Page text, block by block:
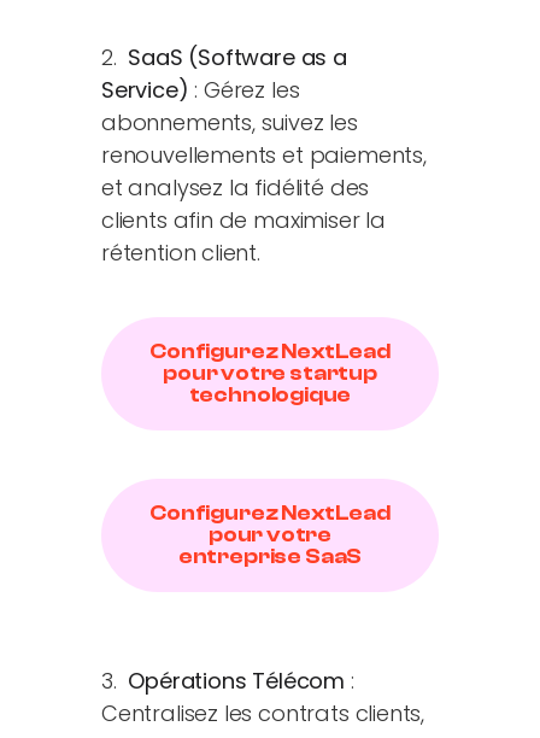
2. SaaS (Software as a
Service) : Gérez les
abonnements, suivez les
renouvellements et paiements,
et analysez la fidélité des
clients afin de maximiser la
rétention client.
Configurez NextLead
pour votre startup
technologique
Configurez NextLead
pour votre
entreprise SaaS
3. Opérations Télécom :
Centralisez les contrats clients,